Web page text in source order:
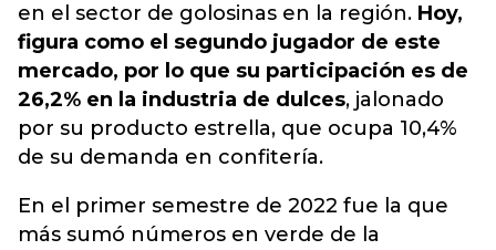
en el sector de golosinas en la región. Hoy,
figura como el segundo jugador de este
mercado, por lo que su participación es de
26,2% en la industria de dulces, jalonado
por su producto estrella, que ocupa 10,4%
de su demanda en confitería.
En el primer semestre de 2022 fue la que
más sumó números en verde de la